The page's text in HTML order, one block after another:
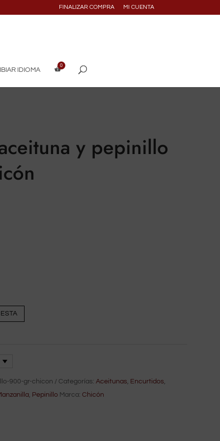
FINALIZAR COMPRA MI CUENTA
IDIOMA
y pepinillo
900-gr-chicon Categorías:Aceitunas, Encurtidos,
, Pepinillo Marca:Chicón